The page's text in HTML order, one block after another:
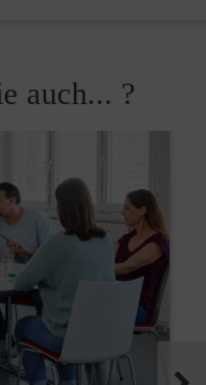
auch... ?